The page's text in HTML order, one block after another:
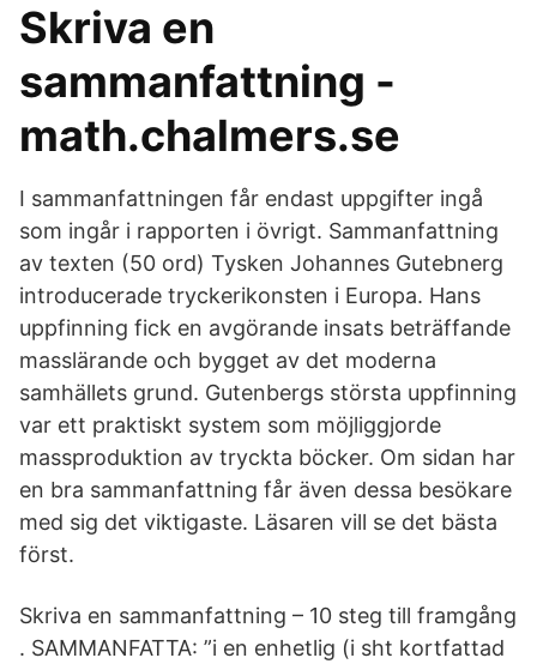
Skriva en
sammanfattning -
math.chalmers.se
I sammanfattningen får endast uppgifter ingå
som ingår i rapporten i övrigt. Sammanfattning
av texten (50 ord) Tysken Johannes Gutebnerg
introducerade tryckerikonsten i Europa. Hans
uppfinning fick en avgörande insats beträffande
masslärande och bygget av det moderna
samhällets grund. Gutenbergs största uppfinning
var ett praktiskt system som möjliggjorde
massproduktion av tryckta böcker. Om sidan har
en bra sammanfattning får även dessa besökare
med sig det viktigaste. Läsaren vill se det bästa
först.
Skriva en sammanfattning – 10 steg till framgång
. SAMMANFATTA: ”i en enhetlig (i sht kortfattad